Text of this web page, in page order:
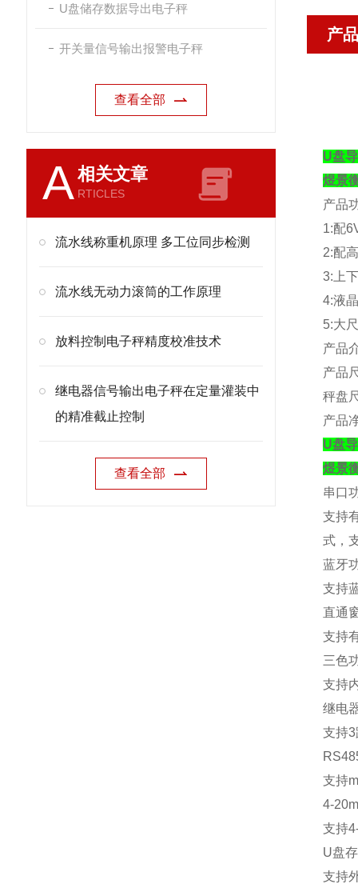
U盘储存数据导出电子秤
开关量信号输出报警电子秤
查看全部
A相关文章
RTICLES
流水线称重机原理 多工位同步检测
流水线无动力滚筒的工作原理
放料控制电子秤精度校准技术
继电器信号输出电子秤在定量灌装中
的精准截止控制
查看全部
产
U盘
煜景
产品
1:配
2:配
3: 上
4:液
5:大
产品
产品
秤盘
产品
U盘
煜景
串口
支持
式，
蓝牙
支持
直通
支持
三色
支持
继电
支持3
支持
4-
支持
U盘
支持